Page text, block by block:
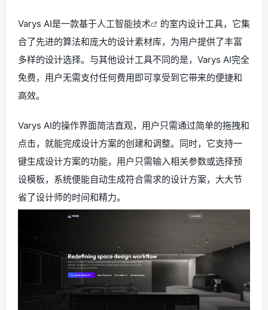
Varys AI是一款基于人工智能技术
的室内设计工具，它集
合了先进的算法和庞大的设计素材库，为用户提供了丰富
多样的设计选择。与其他设计工具不同的是，Varys AI完全
免费，用户无需支付任何费用即可享受到它带来的便捷和
高效。
Varys AI的操作界面简洁直观，用户只需通过简单的拖拽和
点击，就能完成设计方案的创建和调整。同时，它支持一
键生成设计方案的功能，用户只需输入相关参数或选择预
设模板，系统便能自动生成符合需求的设计方案，大大节
省了设计师的时间和精力。